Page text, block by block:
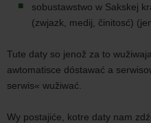
sobustawstwo w Sakskej
(zwjazk, medij, činitosć)
Tute daty so jenož za to
awtomatisce dóstawać a
serwis« wužiwać.
Wy postajiće, kotre daty nam